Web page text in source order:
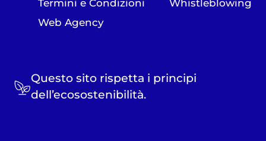
Termini e Condizioni
Whistleblowing
Web Agency
Questo sito rispetta i principi
dell’ecosostenibilità.